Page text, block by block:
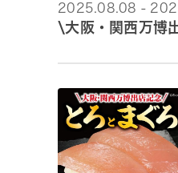
2025.08.08 -
\大阪・関西万博